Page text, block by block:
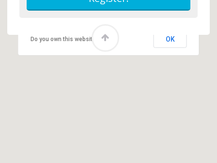
Do you own this website? OK